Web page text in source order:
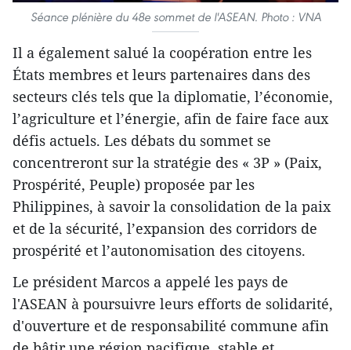
Séance plénière du 48e sommet de l'ASEAN. Photo : VNA
Il a également salué la coopération entre les
États membres et leurs partenaires dans des
secteurs clés tels que la diplomatie, l’économie,
l’agriculture et l’énergie, afin de faire face aux
défis actuels. Les débats du sommet se
concentreront sur la stratégie des « 3P » (Paix,
Prospérité, Peuple) proposée par les
Philippines, à savoir la consolidation de la paix
et de la sécurité, l’expansion des corridors de
prospérité et l’autonomisation des citoyens.
Le président Marcos a appelé les pays de
l'ASEAN à poursuivre leurs efforts de solidarité,
d'ouverture et de responsabilité commune afin